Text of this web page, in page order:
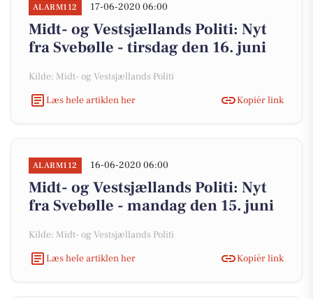
ALARM112 17-06-2020 06:00
Midt- og Vestsjællands Politi: Nyt
fra Svebølle - tirsdag den 16. juni
Kilde: Midt- og Vestsjællands Politi
Læs hele artiklen her
Kopiér link
ALARM112 16-06-2020 06:00
Midt- og Vestsjællands Politi: Nyt
fra Svebølle - mandag den 15. juni
Kilde: Midt- og Vestsjællands Politi
Læs hele artiklen her
Kopiér link